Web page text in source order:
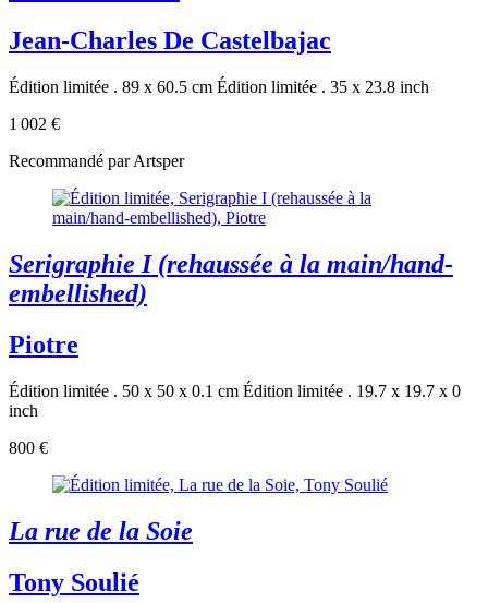
Jean-Charles De Castelbajac
Édition limitée . 89 x 60.5 cm Édition limitée . 35 x 23.8 inch
1 002 €
Recommandé par Artsper
Serigraphie I (rehaussée à la main/hand-
embellished)
Piotre
Édition limitée . 50 x 50 x 0.1 cm Édition limitée . 19.7 x 19.7 x 0
inch
800 €
La rue de la Soie
Tony Soulié